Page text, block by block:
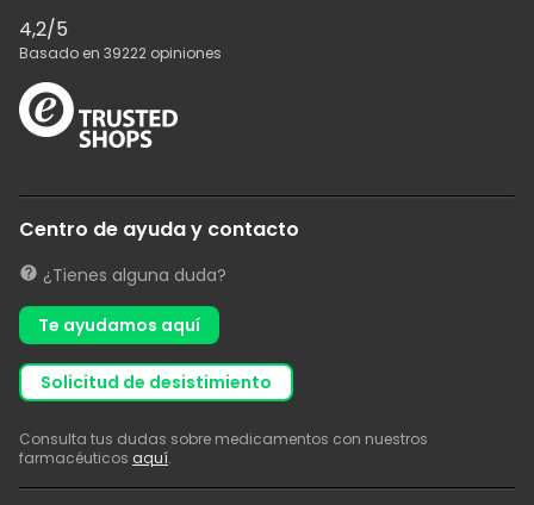
4,2/5
Basado en 39222 opiniones
Centro de ayuda y contacto
¿Tienes alguna duda?
Te ayudamos aquí
solicitud de desistimiento
Consulta tus dudas sobre medicamentos con nuestros
farmacéuticos aquí.